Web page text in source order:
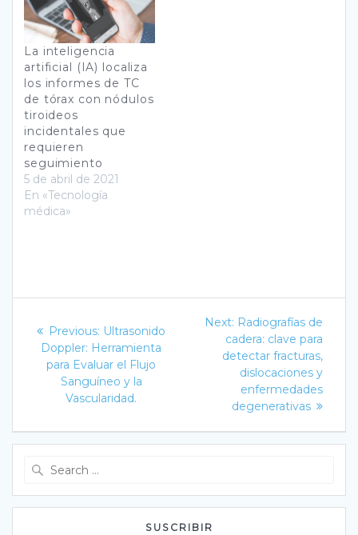
La inteligencia
artificial (IA) localiza
los informes de TC
de tórax con nódulos
tiroideos
incidentales que
requieren
seguimiento
5 de abril de 2021
En «Tecnología
médica»
entradas
Previous: Previous
post:
Ultrasonido
Doppler: Herramienta
para Evaluar el Flujo
Sanguíneo y la
Vascularidad.
Next: Next
post:
Radiografías de
cadera: clave para
detectar fracturas,
dislocaciones y
enfermedades
degenerativas
SUSCRIBIR